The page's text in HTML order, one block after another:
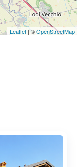
Leaflet | ©OpenStreetMap